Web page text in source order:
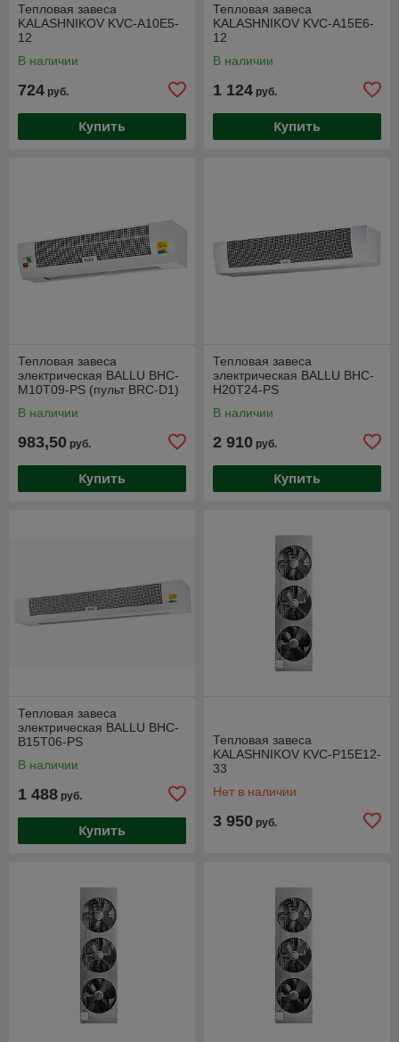
Тепловая завеса
KALASHNIKOV KVC-A10E5-
12
В наличии
724 руб.
Купить
Тепловая завеса
KALASHNIKOV KVC-A15E6-
12
В наличии
1 124 руб.
Купить
Тепловая завеса
электрическая BALLU BHC-
M10T09-PS (пульт BRC-D1)
В наличии
983,50 руб.
Купить
Тепловая завеса
электрическая BALLU BHC-
H20T24-PS
В наличии
2 910 руб.
Купить
Тепловая завеса
электрическая BALLU BHC-
B15T06-PS
В наличии
1 488 руб.
Купить
Тепловая завеса
KALASHNIKOV KVC-P15E12-
33
Нет в наличии
3 950 руб.